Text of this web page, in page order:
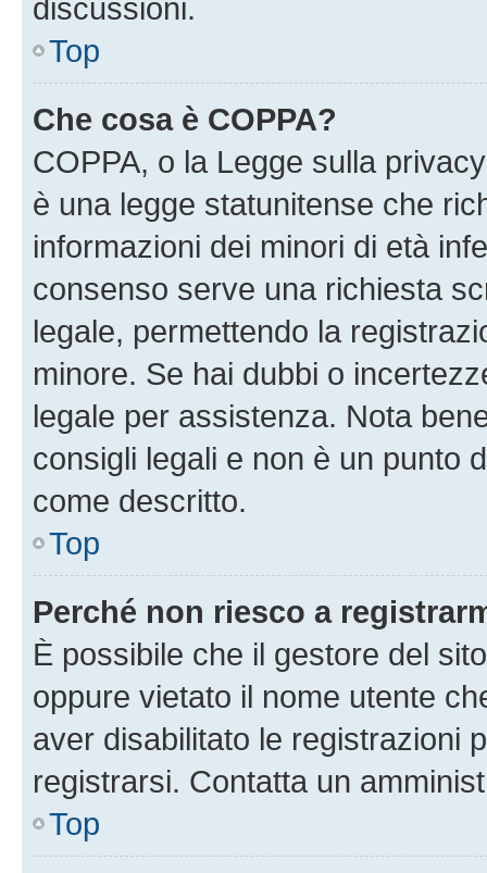
discussioni.
Top
Che cosa è COPPA?
COPPA, o la Legge sulla
è una legge statunitense che
informazioni dei minori di età
consenso serve una richiesta
legale, permettendo la
minore. Se hai dubbi o
legale per assistenza. Nota
consigli legali e non è un punto
come descritto.
Top
Perché non riesco a
È possibile che il gestore del
oppure vietato il nome utente
aver disabilitato le registrazioni
registrarsi. Contatta un
Top